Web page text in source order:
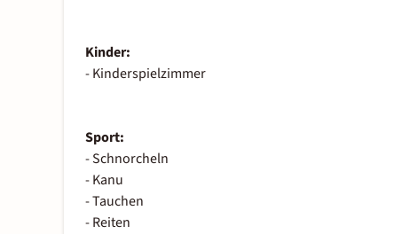
Kinder:
- Kinderspielzimmer
Sport:
- Schnorcheln
- Kanu
- Tauchen
- Reiten